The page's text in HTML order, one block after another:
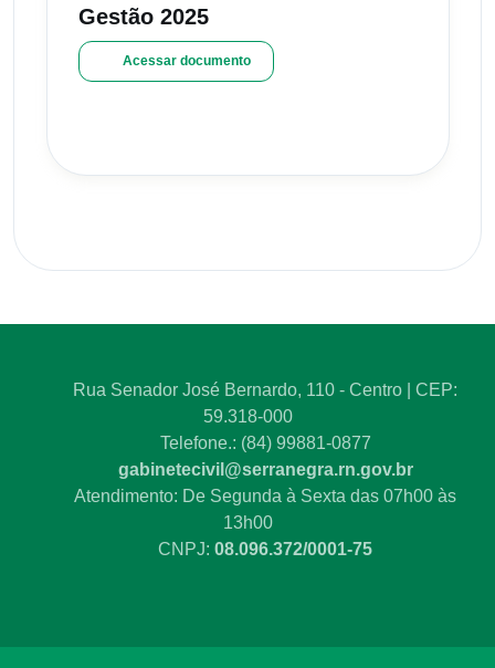
Gestão 2025
Acessar documento
Rua Senador José Bernardo, 110 - Centro | CEP:
59.318-000
Telefone.: (84) 99881-0877
gabinetecivil@serranegra.rn.gov.br
Atendimento: De Segunda à Sexta das 07h00 às
13h00
CNPJ: 08.096.372/0001-75